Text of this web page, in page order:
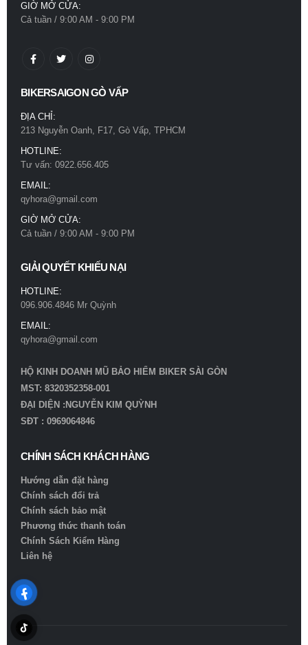
GIỜ MỞ CỬA:
Cả tuần / 9:00 AM - 9:00 PM
BIKERSAIGON GÒ VẤP
ĐỊA CHỈ:
213 Nguyễn Oanh, F17, Gò Vấp, TPHCM
HOTLINE:
Tư vấn: 0922.656.405
EMAIL:
qyhora@gmail.com
GIỜ MỞ CỬA:
Cả tuần / 9:00 AM - 9:00 PM
GIẢI QUYẾT KHIẾU NẠI
HOTLINE:
096.906.4846 Mr Quỳnh
EMAIL:
qyhora@gmail.com
HỘ KINH DOANH MŨ BẢO HIỂM BIKER SÀI GÒN
MST: 8320352358-001
ĐẠI DIỆN :NGUYỄN KIM QUỲNH
SĐT : 0969064846
CHÍNH SÁCH KHÁCH HÀNG
Hướng dẫn đặt hàng
Chính sách đổi trả
Chính sách bảo mật
Phương thức thanh toán
Chính Sách Kiểm Hàng
Liên hệ